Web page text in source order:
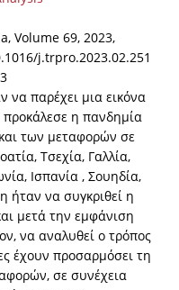
Volume 69, 2023,
j.trpro.2023.02.251
να παρέχει μια εικόνα
η πανδημία
των μεταφορών σε
Τσεχία, Γαλλία,
Ισπανία , Σουηδία,
ήταν να συγκριθεί η
μετά την εμφάνιση
να αναλυθεί ο τρόπος
έχουν προσαρμόσει τη
σε συνέχεια